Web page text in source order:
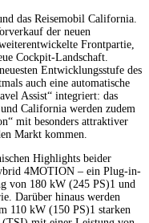
das Reisemobil California.
der neuen
Frontpartie,
Cockpit-Landschaft.
Entwicklungsstufe des
auch eine automatische
Assist“ integriert: das
California werden zudem
mit besonders attraktiver
Markt kommen.
Highlights beider
4MOTION – ein Plug-in-
von 180 kW (245 PS)1 und
Darüber hinaus werden
110 kW (150 PS)1 starken